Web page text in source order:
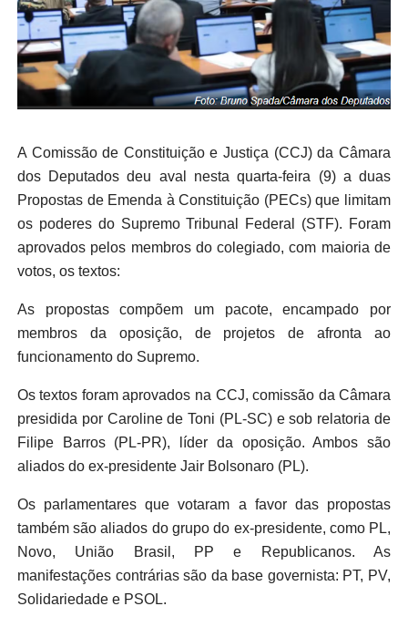
A Comissão de Constituição e Justiça (CCJ) da Câmara
dos Deputados deu aval nesta quarta-feira (9) a duas
Propostas de Emenda à Constituição (PECs) que limitam
os poderes do Supremo Tribunal Federal (STF). Foram
aprovados pelos membros do colegiado, com maioria de
votos, os textos:
As propostas compõem um pacote, encampado por
membros da oposição, de projetos de afronta ao
funcionamento do Supremo.
Os textos foram aprovados na CCJ, comissão da Câmara
presidida por Caroline de Toni (PL-SC) e sob relatoria de
Filipe Barros (PL-PR), líder da oposição. Ambos são
aliados do ex-presidente Jair Bolsonaro (PL).
Os parlamentares que votaram a favor das propostas
também são aliados do grupo do ex-presidente, como PL,
Novo, União Brasil, PP e Republicanos. As
manifestações contrárias são da base governista: PT, PV,
Solidariedade e PSOL.